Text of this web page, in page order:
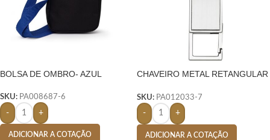
BOLSA DE OMBRO- AZUL
SKU: PA008687-6
- +
ADICIONAR A COTAÇÃO
CHAVEIRO METAL RETANGULAR
SKU: PA012033-7
- +
ADICIONAR A COTAÇÃO